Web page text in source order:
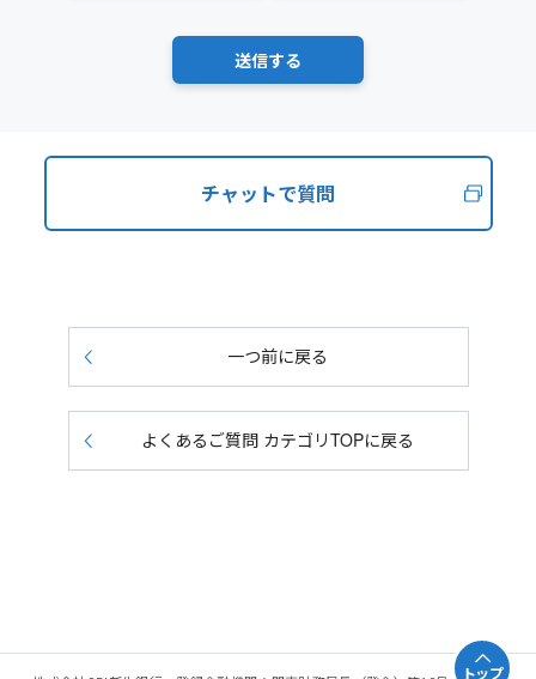
チャットで質問
一つ前に戻る
よくあるご質問 カテゴリTOPに戻る
トップ